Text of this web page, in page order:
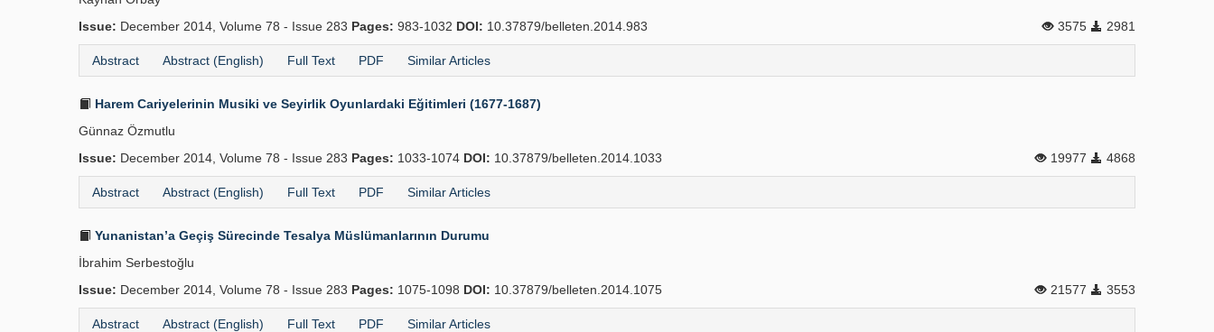
Issue: December 2014, Volume 78 - Issue 283 Pages: 983-1032 DOI: 10.37879/belleten.2014.983 3575 2981
Abstract Abstract (English) Full Text PDF Similar Articles
Harem Cariyelerinin Musiki ve Seyirlik Oyunlardaki Eğitimleri (1677-1687)
Günnaz Özmutlu
Issue: December 2014, Volume 78 - Issue 283 Pages: 1033-1074 DOI: 10.37879/belleten.2014.1033 19977 4868
Abstract Abstract (English) Full Text PDF Similar Articles
Yunanistan’a Geçiş Sürecinde Tesalya Müslümanlarının Durumu
İbrahim Serbestoğlu
Issue: December 2014, Volume 78 - Issue 283 Pages: 1075-1098 DOI: 10.37879/belleten.2014.1075 21577 3553
Abstract Abstract (English) Full Text PDF Similar Articles